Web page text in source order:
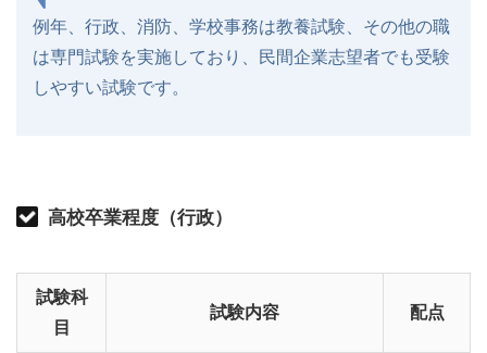
例年、行政、消防、学校事務は教養試験、その他の職
は専門試験を実施しており、民間企業志望者でも受験
しやすい試験です。
高校卒業程度（行政）
試験科
目
試験内容 配点